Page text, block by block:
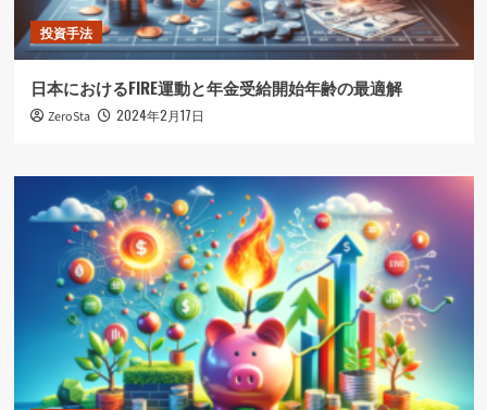
投資手法
日本におけるFIRE運動と年金受給開始年齢の最適解
ZeroSta 2024年2月17日